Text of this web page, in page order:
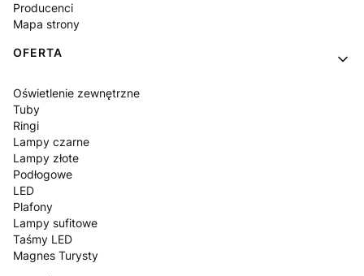
Producenci
Mapa strony
OFERTA
Oświetlenie zewnętrzne
Tuby
Ringi
Lampy czarne
Lampy złote
Podłogowe
LED
Plafony
Lampy sufitowe
Taśmy LED
Magnes Turysty